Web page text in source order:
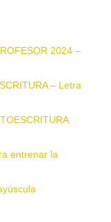
2024 –
– Letra
entrenar la